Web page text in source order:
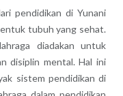
pendidikan di Yunani
tubuh yang sehat.
diadakan untuk
disiplin mental. Hal ini
sistem pendidikan di